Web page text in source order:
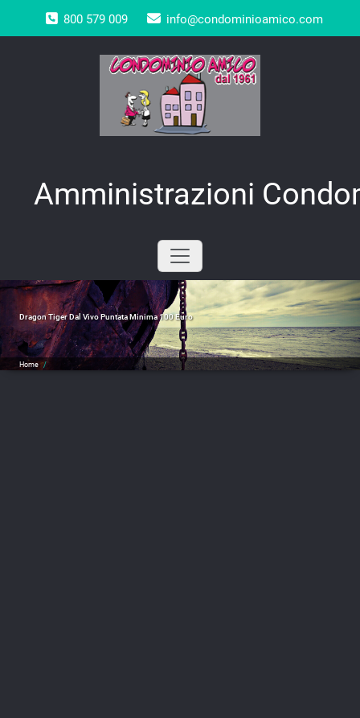
content
800 579 009 info@condominioamico.com
Amministrazioni
Dragon Tiger Dal Vivo Puntata Minima 100 Euro
Home /